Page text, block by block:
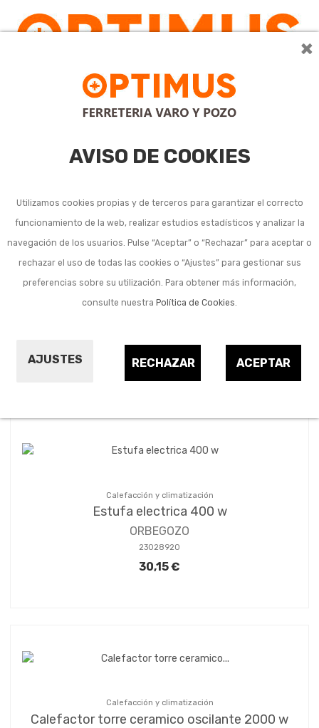
×
AVISO DE COOKIES
Utilizamos cookies propias y de terceros para garantizar el correcto
funcionamiento de la web, realizar estudios estadísticos y analizar la
navegación de los usuarios. Pulse “Aceptar” o “Rechazar” para aceptar o
rechazar el uso de todas las cookies o “Ajustes” para gestionar sus
preferencias sobre su utilización. Para obtener más información,
consulte nuestra Política de Cookies.
AJUSTES ACEPTAR
RECHAZAR
Calefactores,
termoventiladores y
convectores
Ordenar por: 24
Calefacción y climatización
Estufa electrica 400 w
ORBEGOZO
23028920
30,15 €
Calefacción y climatización
Calefactor torre ceramico oscilante 2000 w